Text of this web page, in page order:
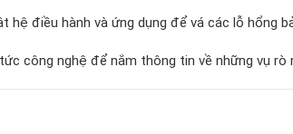
hệ điều hành và ứng dụng để vá các lỗ hổng
công nghệ để nắm thông tin về những vụ rò